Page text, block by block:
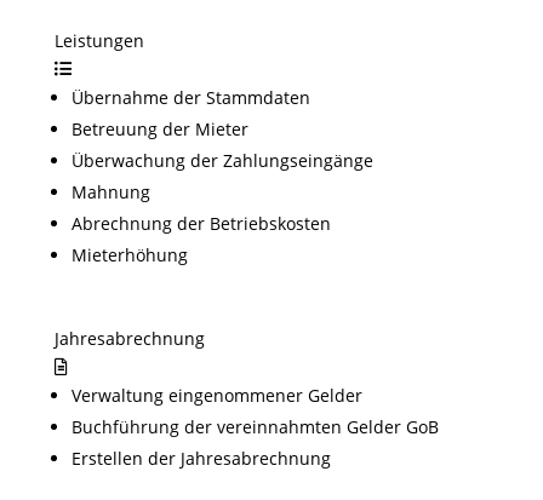
Leistungen
Übernahme der Stammdaten
Betreuung der Mieter
Überwachung der Zahlungseingänge
Mahnung
Abrechnung der Betriebskosten
Mieterhöhung
Jahresabrechnung
Verwaltung eingenommener Gelder
Buchführung der vereinnahmten Gelder GoB
Erstellen der Jahresabrechnung